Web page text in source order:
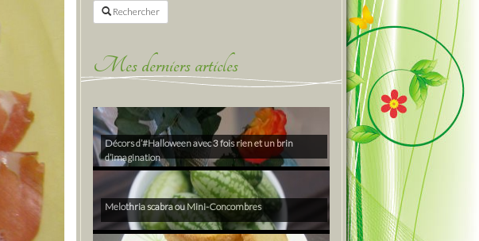
Rechercher
Mes derniers articles
Décors d’#Halloween avec 3 fois rien et un brin
d’imagination
Melothria scabra ou Mini-Concombres